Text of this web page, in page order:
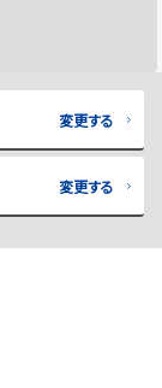
変更する
変更する